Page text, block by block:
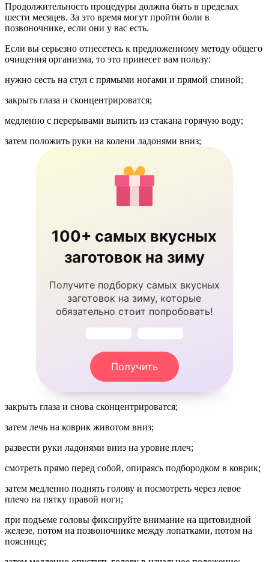
Продолжительность процедуры должна быть в пределах
шести месяцев. За это время могут пройти боли в
позвоночнике, если они у вас есть.
Если вы серьезно отнесетесь к предложенному методу общего
очищения организма, то это принесет вам пользу:
нужно сесть на стул с прямыми ногами и прямой спиной;
закрыть глаза и сконцентрироватся;
медленно с перерывами выпить из стакана горячую воду;
затем положить руки на колени ладонями вниз;
100+ самых вкусных
заготовок на зиму
Получите подборку самых вкусных
заготовок на зиму, которые
обязательно стоит попробовать!
Получить
закрыть глаза и снова сконцентрироватся;
затем лечь на коврик животом вниз;
развести руки ладонями вниз на уровне плеч;
смотреть прямо перед собой, опираясь подбородком в коврик;
затем медленно поднять голову и посмотреть через левое
плечо на пятку правой ноги;
при подъеме головы фиксируйте внимание на щитовидной
железе, потом на позвоночнике между лопатками, потом на
пояснице;